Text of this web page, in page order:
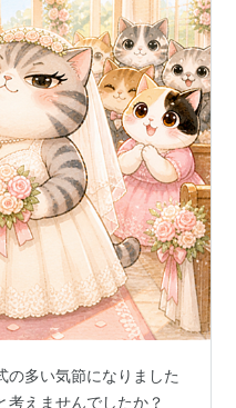
の多い気節になりました
考えませんでしたか？